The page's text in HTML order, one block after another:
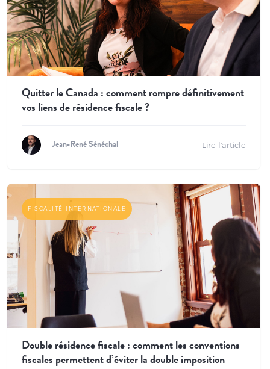
Quitter le Canada : comment rompre définitivement
vos liens de résidence fiscale ?
Jean-René Sénéchal Lire l'article
FISCALITÉ INTERNATIONALE
Double résidence fiscale : comment les conventions
fiscales permettent d’éviter la double imposition